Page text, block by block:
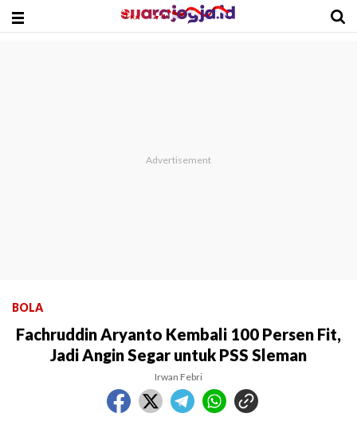
BOLA
Fachruddin Aryanto Kembali 100 Persen Fit,
Jadi Angin Segar untuk PSS Sleman
Irwan Febri